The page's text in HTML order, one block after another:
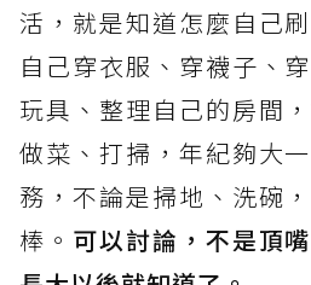
活，就是知道怎麼自己
自己穿衣服、穿襪子、
玩具、整理自己的房間
做菜、打掃，年紀夠大
務，不論是掃地、洗碗
棒。 可以討論，不是頂